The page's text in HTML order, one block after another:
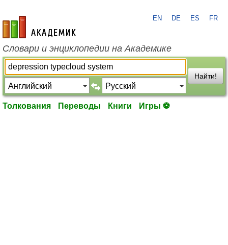
academic.ru
EN DE ES FR
Словари и энциклопедии на Академике
Найти!
Толкования Переводы Книги Игры ⚽